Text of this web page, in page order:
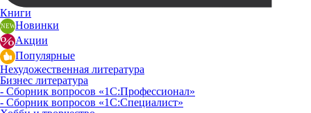
Книги
Новинки
Акции
Популярные
Нехудожественная литература
Бизнес литература
- Сборник вопросов «1С:Профессионал»
- Сборник вопросов «1С:Специалист»